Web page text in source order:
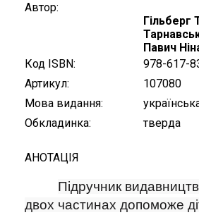
Автор
Гільберг
Павич
Код ISBN
978-617-
Артикул
107080
Мова видання
Обкладинка
тверда
АНОТАЦІЯ
Підручник
двох частинах допоможе